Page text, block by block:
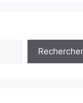
Rechercher